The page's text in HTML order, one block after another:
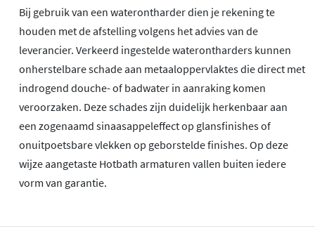
Bij gebruik van een waterontharder dien je rekening te
houden met de afstelling volgens het advies van de
leverancier. Verkeerd ingestelde waterontharders kunnen
onherstelbare schade aan metaaloppervlaktes die direct met
indrogend douche- of badwater in aanraking komen
veroorzaken. Deze schades zijn duidelijk herkenbaar aan
een zogenaamd sinaasappeleffect op glansfinishes of
onuitpoetsbare vlekken op geborstelde finishes. Op deze
wijze aangetaste Hotbath armaturen vallen buiten iedere
vorm van garantie.